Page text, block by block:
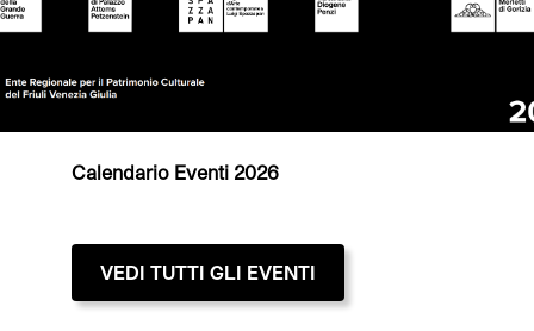
Calendario Eventi 2026
VEDI TUTTI GLI EVENTI